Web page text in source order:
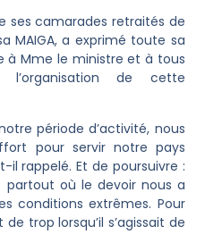
ses camarades retraités de
MAIGA, a exprimé toute sa
à Mme le ministre et à tous
l’organisation de cette
période d’activité, nous
pour servir notre pays
rappelé. Et de poursuivre :
partout où le devoir nous a
conditions extrêmes. Pour
trop lorsqu’il s’agissait de